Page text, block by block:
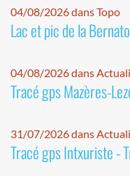
04/08/2026 dans Topo
Lac et pic de la
04/08/2026 dans
Tracé gps Mazères-
31/07/2026 dans
Tracé gps Intxuriste -